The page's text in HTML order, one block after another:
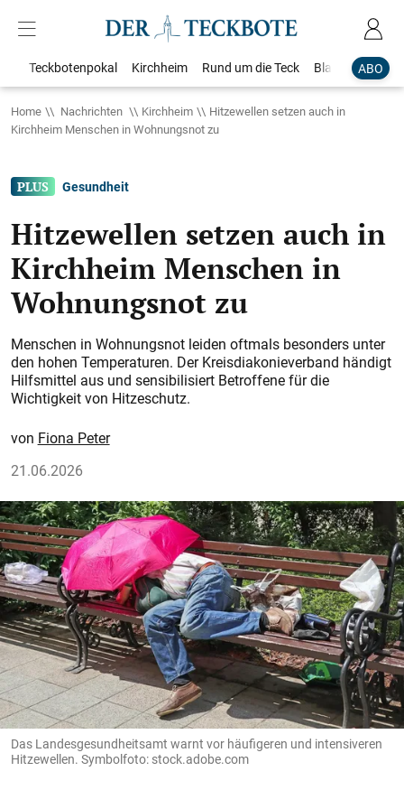
ABO
Teckbotenpokal Kirchheim Rund um die Teck Blaulicht
Home Nachrichten Kirchheim
Hitzewellen setzen auch in
Kirchheim Menschen in Wohnungsnot zu
Gesundheit
Hitzewellen setzen auch in
Kirchheim Menschen in
Wohnungsnot zu
Menschen in Wohnungsnot leiden oftmals besonders unter
den hohen Temperaturen. Der Kreisdiakonieverband händigt
Hilfsmittel aus und sensibilisiert Betroffene für die
Wichtigkeit von Hitzeschutz.
Fiona Peter
21.06.2026
Das Landesgesundheitsamt warnt vor häufigeren und intensiveren
Hitzewellen. Symbolfoto: stock.adobe.com